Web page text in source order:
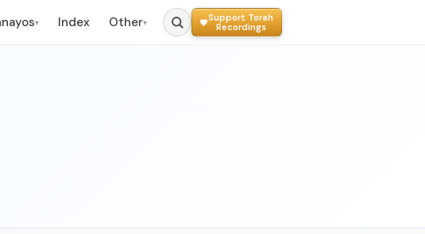
▾ Index Other▾
Support Torah
Recordings